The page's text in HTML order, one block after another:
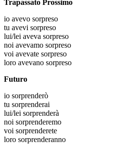
Trapassato Prossimo
io avevo sorpreso
tu avevi sorpreso
lui/lei aveva sorpreso
noi avevamo sorpreso
voi avevate sorpreso
loro avevano sorpreso
Futuro
io sorprenderò
tu sorprenderai
lui/lei sorprenderà
noi sorprenderemo
voi sorprenderete
loro sorprenderanno